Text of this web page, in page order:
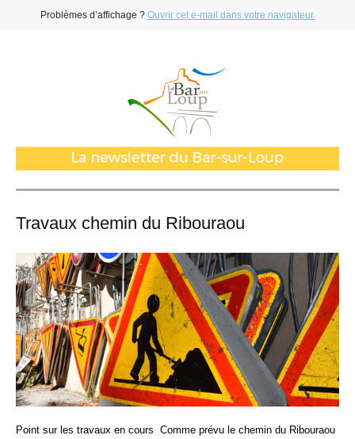
Problèmes d’affichage ? Ouvrir cet e-mail dans votre navigateur.
Travaux chemin du Ribouraou
Point sur les travaux en cours Comme prévu le chemin du Ribouraou